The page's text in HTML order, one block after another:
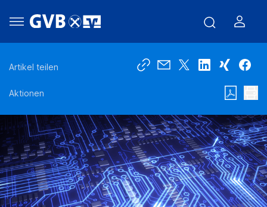
Artikel teilen
Aktionen